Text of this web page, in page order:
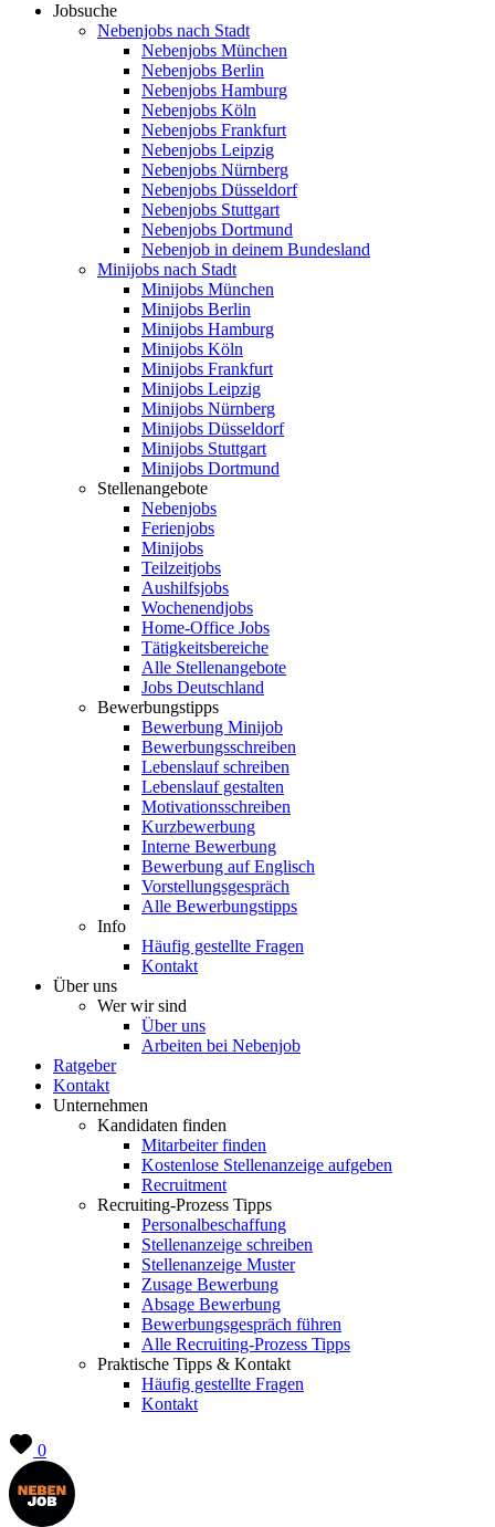
Jobsuche
Nebenjobs nach Stadt
Nebenjobs München
Nebenjobs Berlin
Nebenjobs Hamburg
Nebenjobs Köln
Nebenjobs Frankfurt
Nebenjobs Leipzig
Nebenjobs Nürnberg
Nebenjobs Düsseldorf
Nebenjobs Stuttgart
Nebenjobs Dortmund
Nebenjob in deinem Bundesland
Minijobs nach Stadt
Minijobs München
Minijobs Berlin
Minijobs Hamburg
Minijobs Köln
Minijobs Frankfurt
Minijobs Leipzig
Minijobs Nürnberg
Minijobs Düsseldorf
Minijobs Stuttgart
Minijobs Dortmund
Stellenangebote
Nebenjobs
Ferienjobs
Minijobs
Teilzeitjobs
Aushilfsjobs
Wochenendjobs
Home-Office Jobs
Tätigkeitsbereiche
Alle Stellenangebote
Jobs Deutschland
Bewerbungstipps
Bewerbung Minijob
Bewerbungsschreiben
Lebenslauf schreiben
Lebenslauf gestalten
Motivationsschreiben
Kurzbewerbung
Interne Bewerbung
Bewerbung auf Englisch
Vorstellungsgespräch
Alle Bewerbungstipps
Info
Häufig gestellte Fragen
Kontakt
Über uns
Wer wir sind
Über uns
Arbeiten bei Nebenjob
Ratgeber
Kontakt
Unternehmen
Kandidaten finden
Mitarbeiter finden
Kostenlose Stellenanzeige aufgeben
Recruitment
Recruiting-Prozess Tipps
Personalbeschaffung
Stellenanzeige schreiben
Stellenanzeige Muster
Zusage Bewerbung
Absage Bewerbung
Bewerbungsgespräch führen
Alle Recruiting-Prozess Tipps
Praktische Tipps & Kontakt
Häufig gestellte Fragen
Kontakt
0